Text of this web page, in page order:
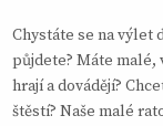
Chystáte se na výlet
půjdete? Máte malé,
hrají a dovádějí?
štěstí? Naše malé